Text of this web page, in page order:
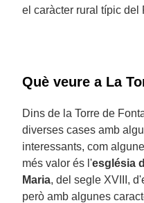
el caràcter rural típic del
Què veure a La
Dins de la Torre de
diverses cases amb
interessants, com
més valor és l'església
Maria, del segle XVIII,
però amb algunes